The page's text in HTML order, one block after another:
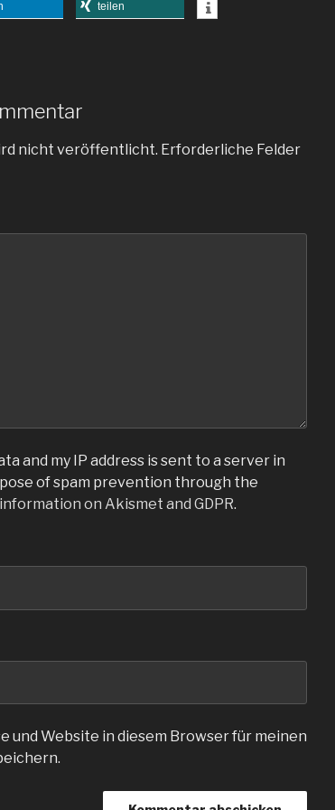
teilen
nicht veröffentlicht. Erforderliche Felder
and my IP address is sent to a server in
of spam prevention through the
on Akismet and GDPR.
und Website in diesem Browser für meinen